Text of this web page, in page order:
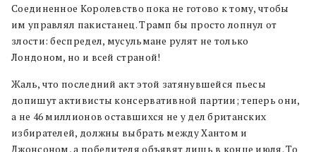
Соединенное Королевство пока не готово к тому, чтобы
им управлял пакистанец. Трамп бы просто лопнул от
злости: беспредел, мусульмане рулят не только
Лондоном, но и всей страной!
Жаль, что последний акт этой затянувшейся пьесы
допишут активисты консервативной партии; теперь они,
а не 46 миллионов оставшихся не у дел британских
избирателей, должны выбрать между Хантом и
Джонсоном, а победителя объявят лишь в конце июля. То